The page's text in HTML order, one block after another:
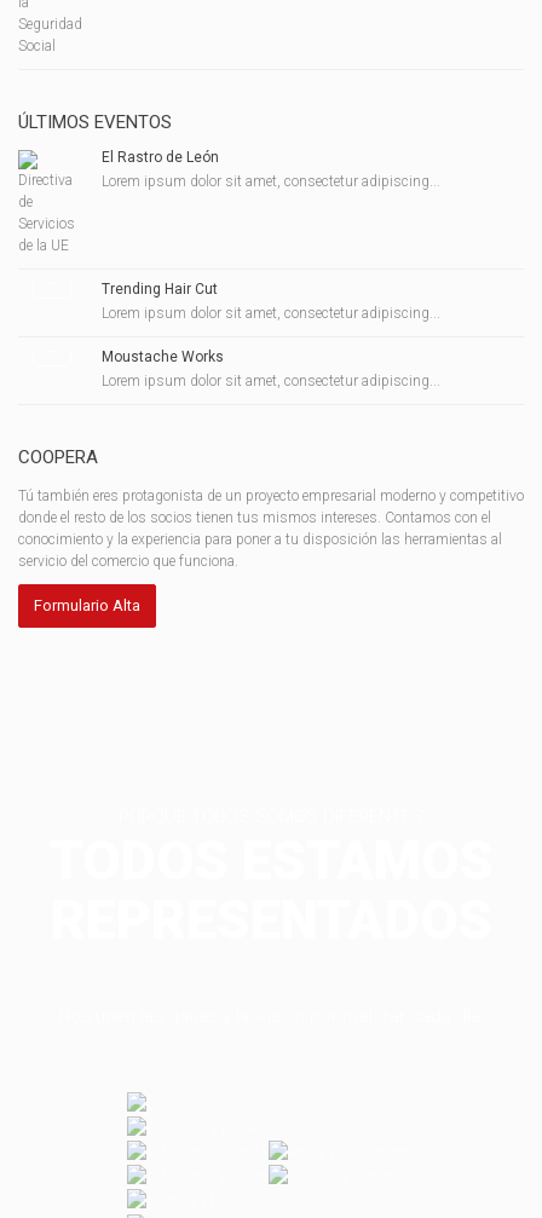
ÚLTIMOS EVENTOS
El Rastro de León
Lorem ipsum dolor sit amet, consectetur adipiscing...
Trending Hair Cut
Lorem ipsum dolor sit amet, consectetur adipiscing...
Moustache Works
Lorem ipsum dolor sit amet, consectetur adipiscing...
COOPERA
Tú también eres protagonista de un proyecto empresarial moderno y competitivo
donde el resto de los socios tienen tus mismos intereses. Contamos con el
conocimiento y la experiencia para poner a tu disposición las herramientas al
servicio del comercio que funciona.
Formulario Alta